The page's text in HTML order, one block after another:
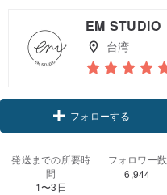
EM STUDIO
台湾
フォローする
発送までの所要時
間
1〜3日
フォロワー数
6,944